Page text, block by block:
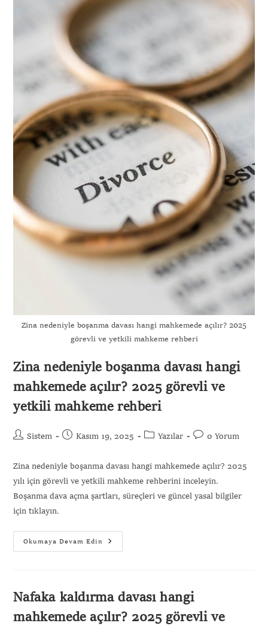
Zina nedeniyle boşanma davası hangi mahkemede açılır? 2025
görevli ve yetkili mahkeme rehberi
Zina nedeniyle boşanma davası hangi
mahkemede açılır? 2025 görevli ve
yetkili mahkeme rehberi
Sistem Kasım 19, 2025 Yazılar 0 Yorum
Zina nedeniyle boşanma davası hangi mahkemede açılır? 2025
yılı için görevli ve yetkili mahkeme rehberini inceleyin.
Boşanma dava açma şartları, süreçleri ve güncel yasal bilgiler
için tıklayın.
Okumaya Devam Edin
Nafaka kaldırma davası hangi
mahkemede açılır? 2025 görevli ve